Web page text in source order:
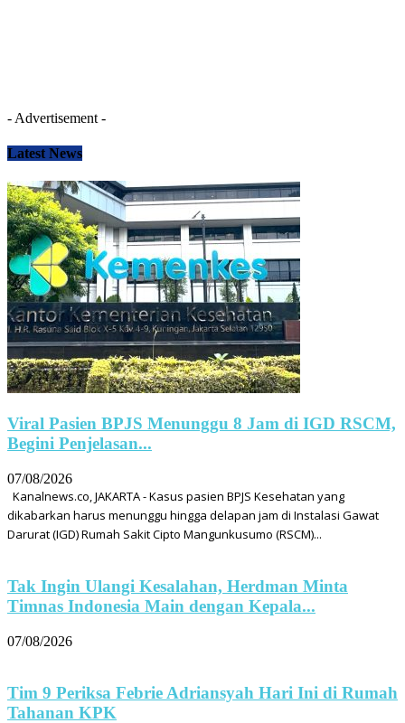
- Advertisement -
Latest News
Viral Pasien BPJS Menunggu 8 Jam di IGD RSCM,
Begini Penjelasan...
07/08/2026
Kanalnews.co, JAKARTA - Kasus pasien BPJS Kesehatan yang
dikabarkan harus menunggu hingga delapan jam di Instalasi Gawat
Darurat (IGD) Rumah Sakit Cipto Mangunkusumo (RSCM)...
Tak Ingin Ulangi Kesalahan, Herdman Minta
Timnas Indonesia Main dengan Kepala...
07/08/2026
Tim 9 Periksa Febrie Adriansyah Hari Ini di Rumah
Tahanan KPK